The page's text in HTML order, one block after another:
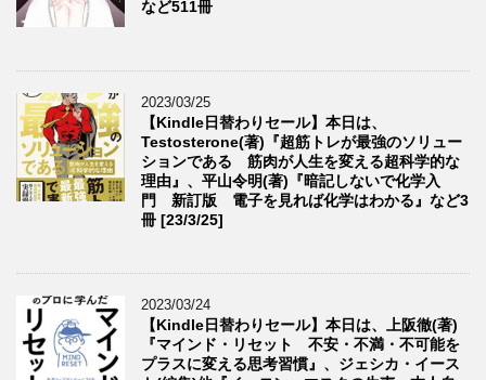
など511冊
2023/03/25
【Kindle日替わりセール】本日は、
Testosterone(著)『超筋トレが最強のソリュー
ションである 筋肉が人生を変える超科学的な
理由』、平山令明(著)『暗記しないで化学入
門 新訂版 電子を見れば化学はわかる』など3
冊 [23/3/25]
2023/03/24
【Kindle日替わりセール】本日は、上阪徹(著)
『マインド・リセット 不安・不満・不可能を
プラスに変える思考習慣』、ジェシカ・イース